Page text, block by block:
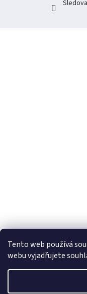
Tento web používá
webu vyjadřujete